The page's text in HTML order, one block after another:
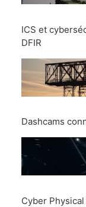
ICS et
DFIR
Dashcams
Cyber